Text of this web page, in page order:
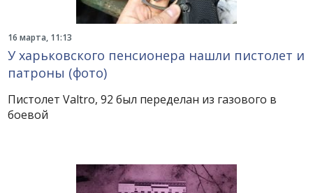
16 марта, 11:13
У харьковского пенсионера нашли пистолет и
патроны (фото)
Пистолет Valtro, 92 был переделан из газового в
боевой